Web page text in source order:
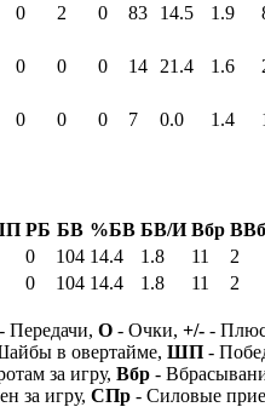
0 2 0 83 14.5 1.9
0 0 0 14 21.4 1.6
0 0 0 7 0.0 1.4
РБ БВ %БВ БВ/И Вбр
0 104 14.4 1.8 11 2
0 104 14.4 1.8 11 2
- Передачи, О - Очки, +/- -
в овертайме, ШП -
за игру, Вбр -
за игру, СПр - Силовые